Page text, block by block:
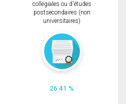
collégiales ou d'études
postsecondaires (non
universitaires)
26.41 %